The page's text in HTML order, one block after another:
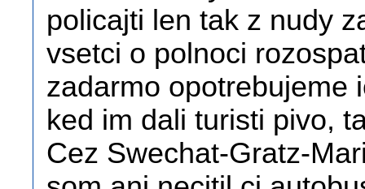
policajti len tak z nudy
vsetci o polnoci
zadarmo opotrebujeme
ked im dali turisti pivo,
Cez Swechat-Gratz-